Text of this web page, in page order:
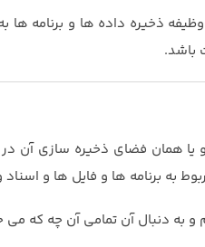
ذخیره داده ها و برنامه ها
باشد.
به برنامه ها و فایل ها و
و به دنبال آن تمامی آن چه که